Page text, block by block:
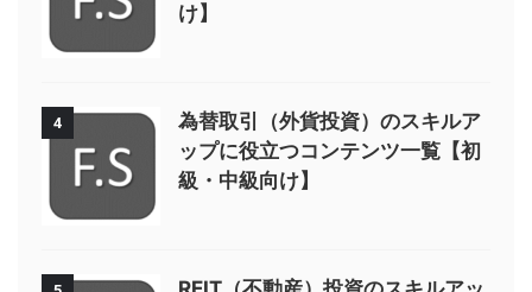
け】
4
為替取引（外貨投資）のスキルア
ップに役立つコンテンツ一覧【初
級・中級向け】